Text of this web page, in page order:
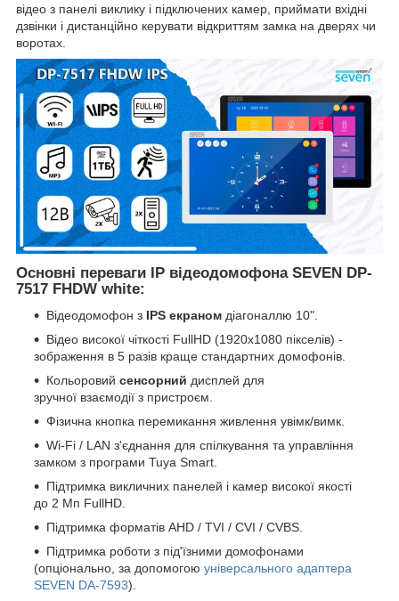
відео з панелі виклику і підключених камер, приймати вхідні
дзвінки і дистанційно керувати відкриттям замка на дверях чи
воротах.
Основні переваги IP відеодомофона SEVEN DP-
7517 FHDW white:
Відеодомофон з IPS екраном діагоналлю 10".
Відео високої чіткості FullHD (1920x1080 пікселів) -
зображення в 5 разів краще стандартних домофонів.
Кольоровий сенсорний дисплей для
зручної взаємодії з пристроєм.
Фізична кнопка перемикання живлення увімк/вимк.
Wi-Fi / LAN з'єднання для спілкування та управління
замком з програми Tuya Smart.
Підтримка викличних панелей і камер високої якості
до 2 Мп FullHD.
Підтримка форматів AHD / TVI / CVI / CVBS.
Підтримка роботи з під'їзними домофонами
(опціонально, за допомогою універсального адаптера
SEVEN DA‐7593).